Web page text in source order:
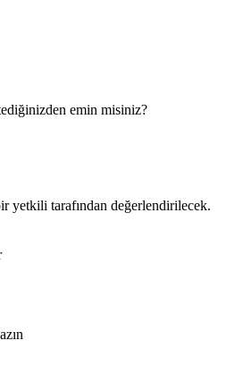
emin misiniz?
yetkili tarafından değerlendirilecek.